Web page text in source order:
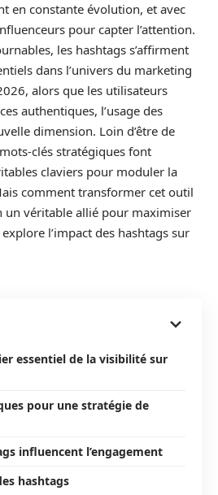
en constante évolution, et avec
pour capter l’attention.
les hashtags s’affirment
dans l’univers du marketing
alors que les utilisateurs
authentiques, l’usage des
dimension. Loin d’être de
clés stratégiques font
claviers pour moduler la
comment transformer cet outil
un véritable allié pour maximiser
l’impact des hashtags sur
essentiel de la visibilité sur
pour une stratégie de
influencent l’engagement
hashtags